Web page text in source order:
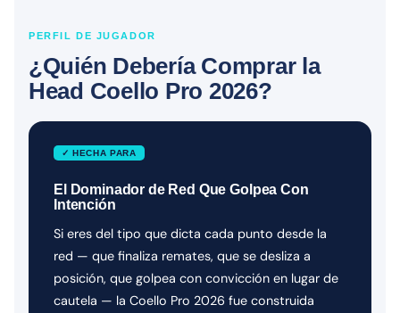
PERFIL DE JUGADOR
¿Quién Debería Comprar la
Head Coello Pro 2026?
✓ HECHA PARA
El Dominador de Red Que Golpea Con
Intención
Si eres del tipo que dicta cada punto desde la
red — que finaliza remates, que se desliza a
posición, que golpea con convicción en lugar de
cautela — la Coello Pro 2026 fue construida